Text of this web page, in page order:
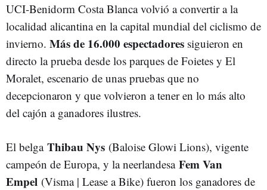
UCI-Benidorm Costa Blanca volvió a convertir a la
localidad alicantina en la capital mundial del ciclismo de
invierno. Más de 16.000 espectadores siguieron en
directo la prueba desde los parques de Foietes y El
Moralet, escenario de unas pruebas que no
decepcionaron y que volvieron a tener en lo más alto
del cajón a ganadores ilustres.
El belga Thibau Nys (Baloise Glowi Lions), vigente
campeón de Europa, y la neerlandesa Fem Van
Empel (Visma | Lease a Bike) fueron los ganadores de